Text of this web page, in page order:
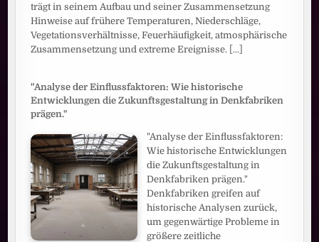
trägt in seinem Aufbau und seiner Zusammensetzung
Hinweise auf frühere Temperaturen, Niederschläge,
Vegetationsverhältnisse, Feuerhäufigkeit, atmosphärische
Zusammensetzung und extreme Ereignisse.
[...]
"Analyse der Einflussfaktoren: Wie historische
Entwicklungen die Zukunftsgestaltung in Denkfabriken
prägen."
"Analyse der Einflussfaktoren:
Wie historische Entwicklungen
die Zukunftsgestaltung in
Denkfabriken prägen."
Denkfabriken greifen auf
historische Analysen zurück,
um gegenwärtige Probleme in
größere zeitliche